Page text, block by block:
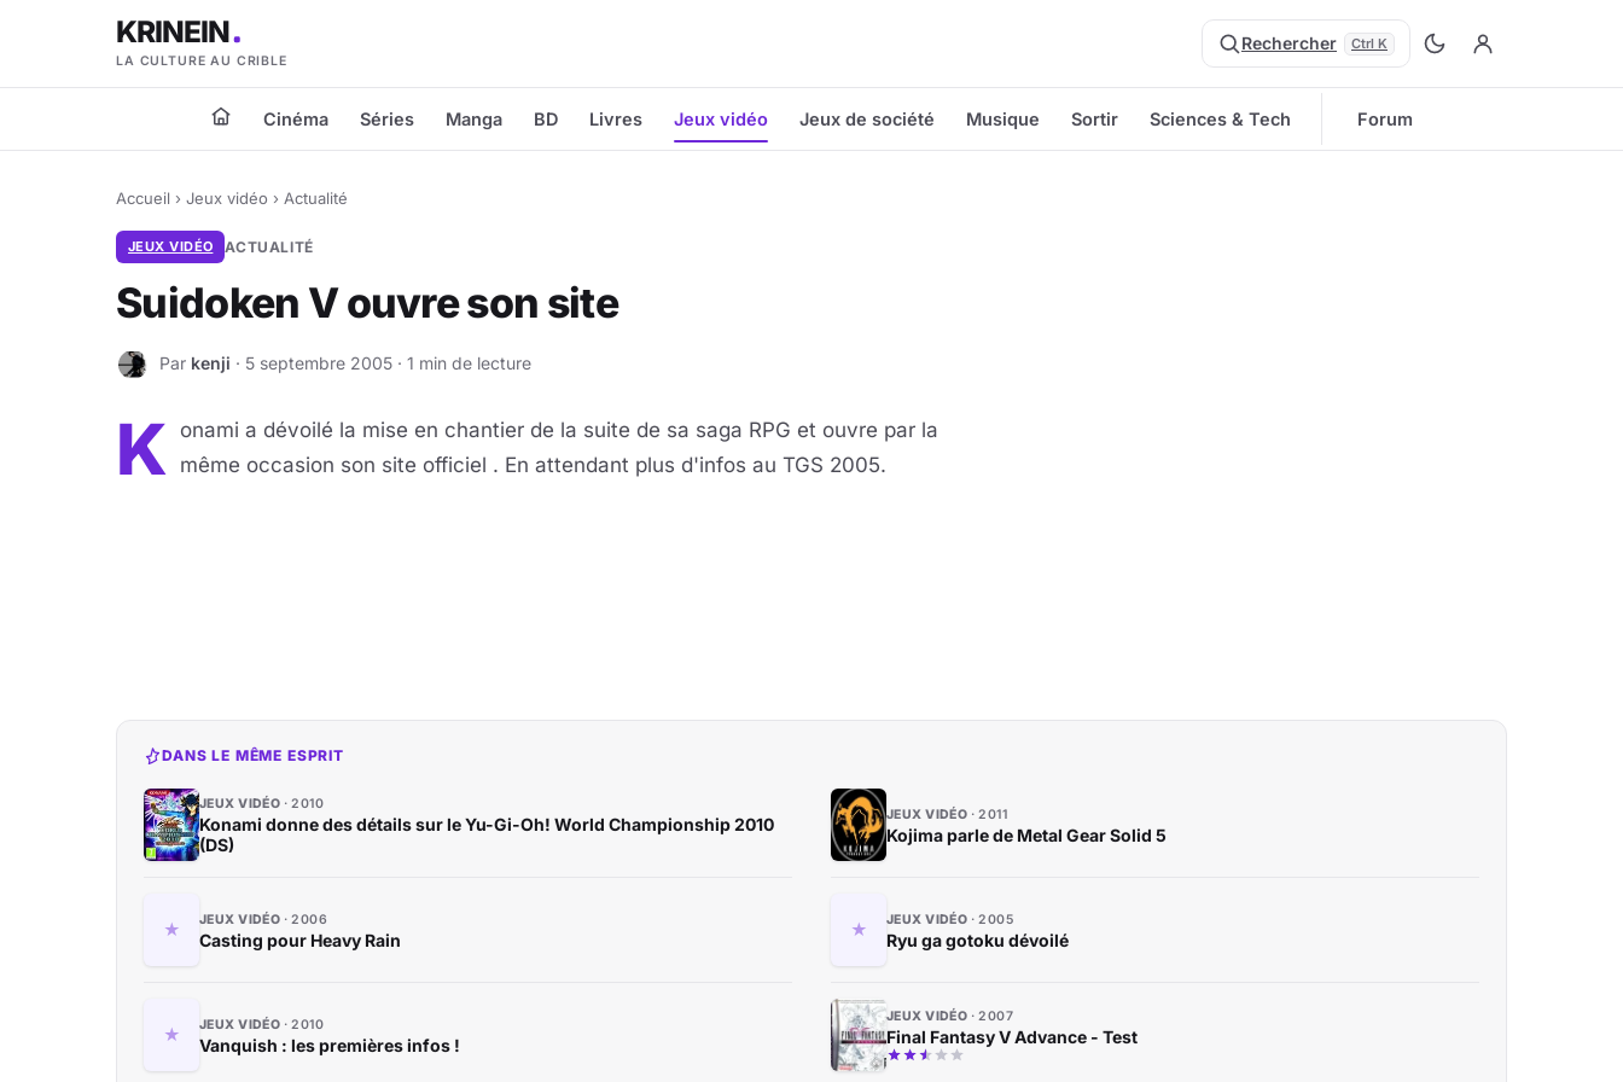
KRINEIN
LA CULTURE AU CRIBLE
Rechercher Ctrl K
Cinéma Séries Manga BD Livres Jeux vidéo Jeux de société Musique Sortir Sciences & Tech Forum
Accueil › Jeux vidéo › Actualité
JEUX VIDÉO ACTUALITÉ
Suidoken V ouvre son site
K Par kenji · 5 septembre 2005 · 1 min de lecture
K onami a dévoilé la mise en chantier de la suite de sa saga RPG et ouvre par la
même occasion son site officiel . En attendant plus d'infos au TGS 2005.
DANS LE MÊME ESPRIT
JEUX VIDÉO 2010
Konami donne des détails sur le Yu-Gi-Oh! World Championship 2010
(DS)
JEUX VIDÉO 2011
Kojima parle de Metal Gear Solid 5
JEUX VIDÉO 2006
Casting pour Heavy Rain
JEUX VIDÉO 2005
Ryu ga gotoku dévoilé
JEUX VIDÉO 2010
Vanquish : les premières infos !
JEUX VIDÉO 2007
Final Fantasy V Advance - Test